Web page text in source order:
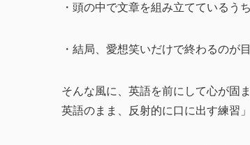
・頭の中で文章を組み立てているう
・結局、愛想笑いだけで終わるのが
そんな風に、英語を前にして心が固
英語のまま、反射的に口に出す練習